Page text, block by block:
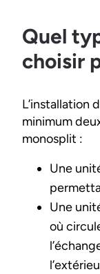
Quel
choisir
L’installation
minimum
monosplit :
Une
Une
où